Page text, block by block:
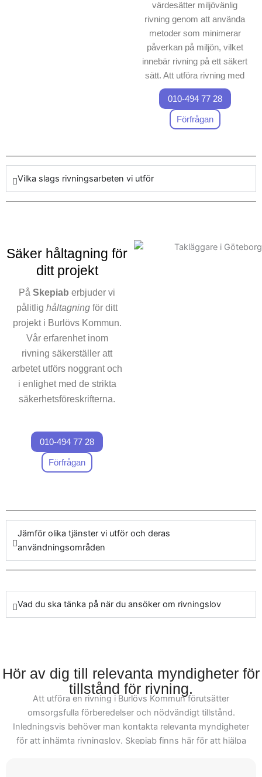
värdesätter miljövänlig
rivning genom att använda
metoder som minimerar
påverkan på miljön, vilket
innebär rivning på ett säkert
sätt. Att utföra rivning med
noggrannhet är vår expertis,
och vi kombinerar tekniska
lösningar med erfarenhet för
att säkerställa att varje
och följer alla gällande
slutresultat av förstklassig
010-494 77 28
Förfrågan
Vilka slags rivningsarbeten vi utför
Säker håltagning för
ditt projekt
PåSkepiab erbjuder vi
pålitlighåltagning för ditt
projekt i Burlövs Kommun.
Vår erfarenhet inom
rivning säkerställer att
arbetet utförs noggrant och
i enlighet med de strikta
säkerhetsföreskrifterna.
Oavsett om det handlar
om att hantera tekniska
anpassningar eller annan
håltagning, så hanterar
omsorg. Genom vår
omfattande erfarenhet
inom rivning och
passar dina specifika
hantverkare för vägledning
och pålitliga tjänster i din
nästa
byggnadstransformation.
För att säkerställa ett
010-494 77 28
Förfrågan
Jämför olika tjänster vi utför och deras
användningsområden
Vad du ska tänka på när du ansöker om rivningslov
Hör av dig till relevanta myndigheter för
tillstånd för rivning.
Att utföra en rivning i Burlövs Kommun förutsätter
omsorgsfulla förberedelser och nödvändigt tillstånd.
Inledningsvis behöver man kontakta relevanta myndigheter
för att inhämta rivningslov. Skepiab finns här för att hjälpa